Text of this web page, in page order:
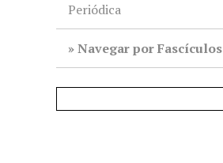
Periódica
Navegar por Fascículos